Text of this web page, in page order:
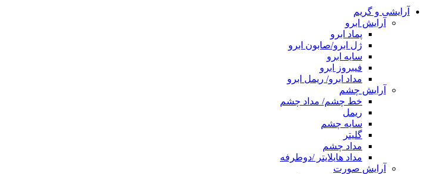
آرایشی و گریم
آرایش ابرو
پماد ابرو
ژل ابرو/صابون ابرو
سایه ابرو
فیبروز ابرو
مداد ابرو/ ریمل ابرو
آرایش چشم
خط چشم/ مداد چشم
ریمل
سایه چشم
گلیتر
مداد چشم
مداد هایلایتر /دوطرفه
آرایش صورت